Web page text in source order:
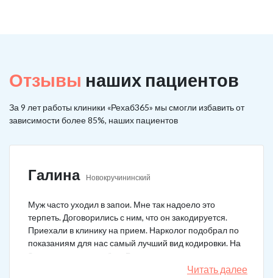
Отзывы наших пациентов
За 9 лет работы клиники «Рехаб365» мы смогли избавить от
зависимости более 85%, наших пациентов
Галина Новокручининский
Муж часто уходил в запои. Мне так надоело это
терпеть. Договорились с ним, что он закодируется.
Приехали в клинику на прием. Нарколог подобрал по
показаниям для нас самый лучший вид кодировки. На
3 года поставили рубеж. Вот уже как два года мужа к
Читать далее